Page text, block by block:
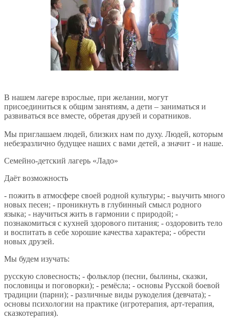
В нашем лагере взрослые, при желании, могут
присоединиться к общим занятиям, а дети – заниматься и
развиваться все вместе, обретая друзей и соратников.
Мы приглашаем людей, близких нам по духу. Людей, которым
небезразлично будущее наших с вами детей, а значит - и наше.
Семейно-детский лагерь «Ладо»
Даёт возможность
- пожить в атмосфере своей родной культуры; - выучить много
новых песен; - проникнуть в глубинный смысл родного
языка; - научиться жить в гармонии с природой; -
познакомиться с кухней здорового питания; - оздоровить тело
и воспитать в себе хорошие качества характера; - обрести
новых друзей.
Мы будем изучать:
русскую словесность; - фольклор (песни, былины, сказки,
пословицы и поговорки); - ремёсла; - основы Русской боевой
традиции (парни); - различные виды рукоделия (девчата); -
основы психологии на практике (игротерапия, арт-терапия,
сказкотерапия).